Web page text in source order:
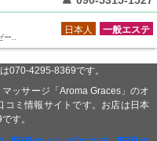
..
一般エステ
日本人
070-4295-8369です。
ッサージ「Aroma Graces」のオ
コミ情報サイトです。お店は日本
す。